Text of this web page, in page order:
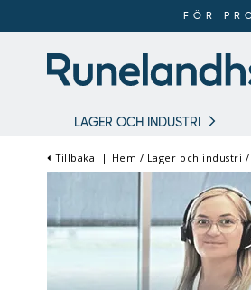
FÖR
LAGER OCH INDUSTRI
FÖR PROFFS
INDUSTRI OCH
Tillbaka | Hem / Lager och industri /